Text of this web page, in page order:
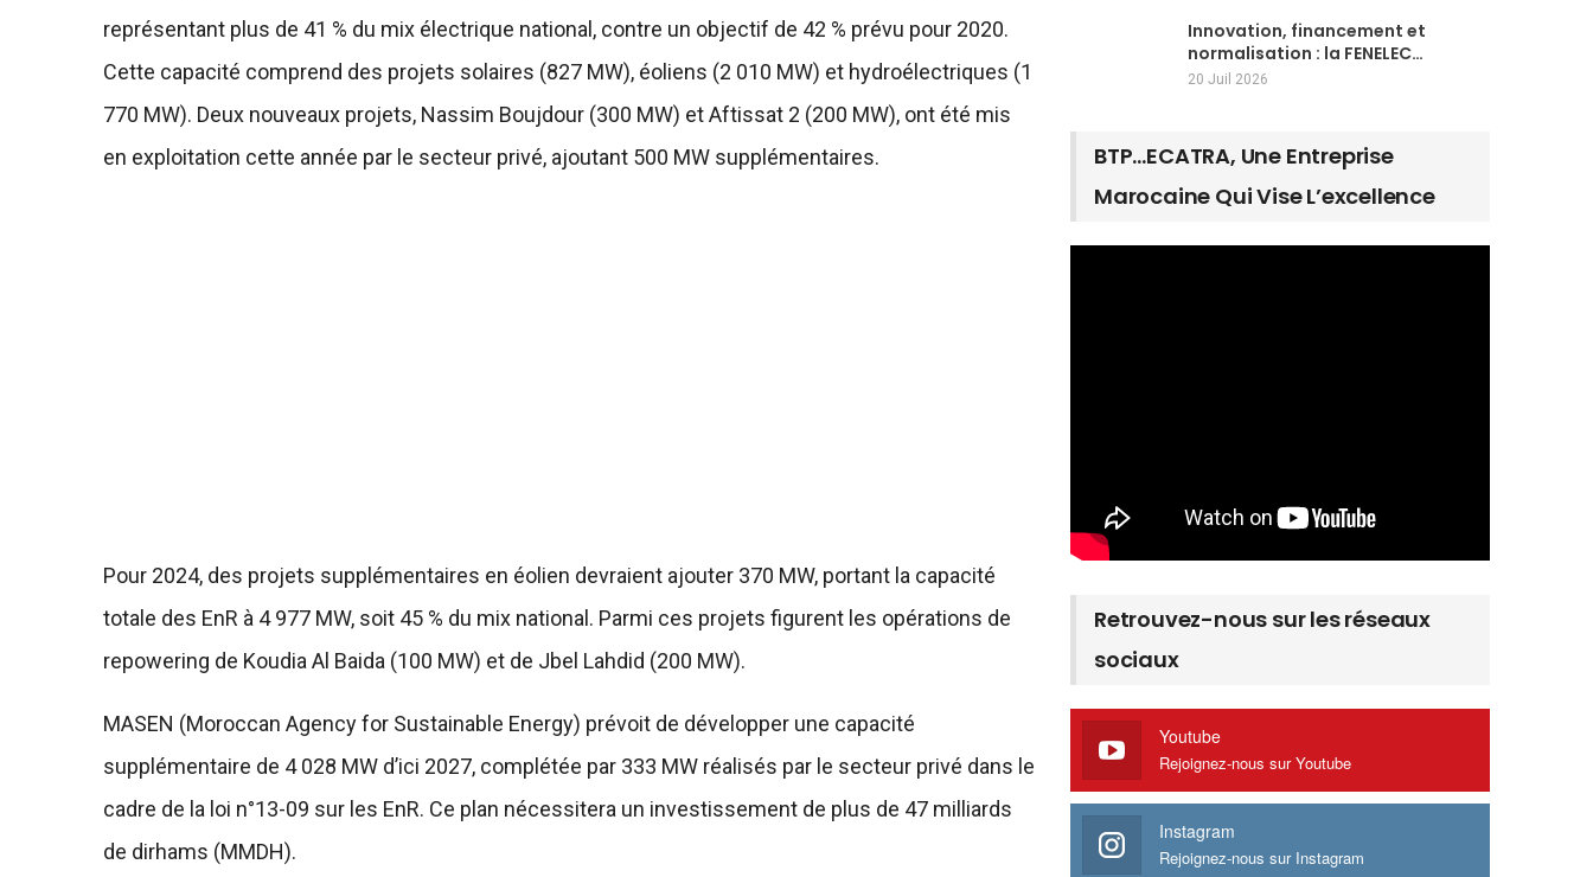
représentant plus de 41 % du mix électrique national, contre un objectif de 42 % prévu pour 2020.
Cette capacité comprend des projets solaires (827 MW), éoliens (2 010 MW) et hydroélectriques (1
770 MW). Deux nouveaux projets, Nassim Boujdour (300 MW) et Aftissat 2 (200 MW), ont été mis
en exploitation cette année par le secteur privé, ajoutant 500 MW supplémentaires.
Pour 2024, des projets supplémentaires en éolien devraient ajouter 370 MW, portant la capacité
totale des EnR à 4 977 MW, soit 45 % du mix national. Parmi ces projets figurent les opérations de
repowering de Koudia Al Baida (100 MW) et de Jbel Lahdid (200 MW).
MASEN (Moroccan Agency for Sustainable Energy) prévoit de développer une capacité
supplémentaire de 4 028 MW d’ici 2027, complétée par 333 MW réalisés par le secteur privé dans le
cadre de la loi n°13-09 sur les EnR. Ce plan nécessitera un investissement de plus de 47 milliards
de dirhams (MMDH).
Innovation, financement et
normalisation : la FENELEC…
20 Juil 2026
BTP…ECATRA, Une Entreprise
Marocaine Qui Vise L’excellence
Retrouvez-nous sur les réseaux
sociaux
Youtube
Rejoignez-nous sur Youtube
Instagram
Rejoignez-nous sur Instagram